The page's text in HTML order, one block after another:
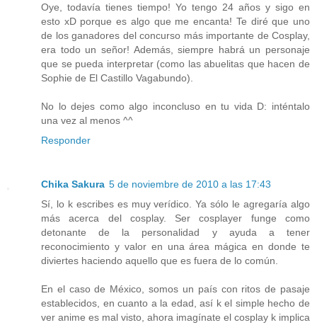
Oye, todavía tienes tiempo! Yo tengo 24 años y sigo en
esto xD porque es algo que me encanta! Te diré que uno
de los ganadores del concurso más importante de Cosplay,
era todo un señor! Además, siempre habrá un personaje
que se pueda interpretar (como las abuelitas que hacen de
Sophie de El Castillo Vagabundo).
No lo dejes como algo inconcluso en tu vida D: inténtalo
una vez al menos ^^
Responder
Chika Sakura 5 de noviembre de 2010 a las 17:43
Sí, lo k escribes es muy verídico. Ya sólo le agregaría algo
más acerca del cosplay. Ser cosplayer funge como
detonante de la personalidad y ayuda a tener
reconocimiento y valor en una área mágica en donde te
diviertes haciendo aquello que es fuera de lo común.
En el caso de México, somos un país con ritos de pasaje
establecidos, en cuanto a la edad, así k el simple hecho de
ver anime es mal visto, ahora imagínate el cosplay k implica